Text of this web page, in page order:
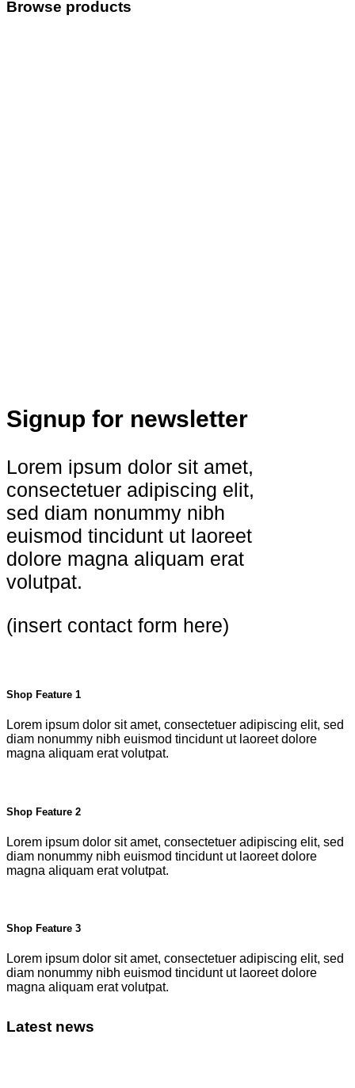
Browse products
Signup for newsletter
Lorem ipsum dolor sit amet,
consectetuer adipiscing elit,
sed diam nonummy nibh
euismod tincidunt ut laoreet
dolore magna aliquam erat
volutpat.
(insert contact form here)
Shop Feature 1
Lorem ipsum dolor sit amet, consectetuer adipiscing elit, sed
diam nonummy nibh euismod tincidunt ut laoreet dolore
magna aliquam erat volutpat.
Shop Feature 2
Lorem ipsum dolor sit amet, consectetuer adipiscing elit, sed
diam nonummy nibh euismod tincidunt ut laoreet dolore
magna aliquam erat volutpat.
Shop Feature 3
Lorem ipsum dolor sit amet, consectetuer adipiscing elit, sed
diam nonummy nibh euismod tincidunt ut laoreet dolore
magna aliquam erat volutpat.
Latest news